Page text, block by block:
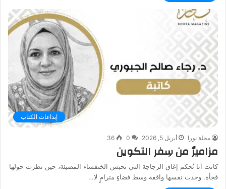
إبداعات الكتاب
مجلة نورا أبريل 5, 2026 0
36
مزاميرٌ من سِفر التكوين
كانت آنا تُحكم إغاق الزجاجة التي تحبس الخنفساء المضيئة، حين نظرت حولها
فجأة. وجدت نفسها واقفة وسط فضاءٍ مترامٍ لا…